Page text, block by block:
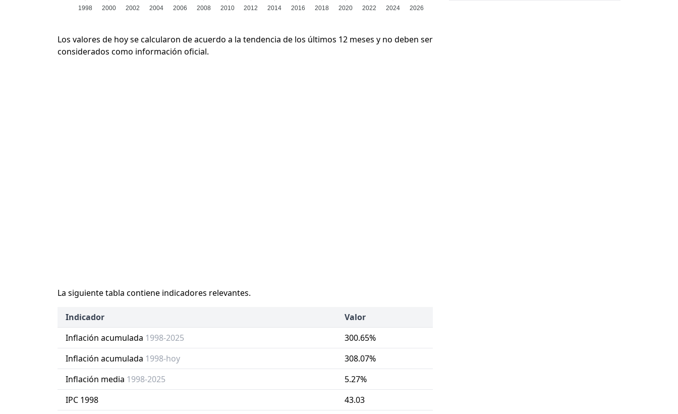
1998 2000 2002 2004 2006 2008 2010 2012 2014 2016 2018 2020 2022 2024 2026
Los valores de hoy se calcularon de acuerdo a la tendencia de los últimos 12 meses y no deben ser
considerados como información oficial.
La siguiente tabla contiene indicadores relevantes.
Indicador
Valor
Inflación acumulada 1998-2025
300.65%
Inflación acumulada 1998-hoy
308.07%
Inflación media 1998-2025
5.27%
IPC 1998
43.03